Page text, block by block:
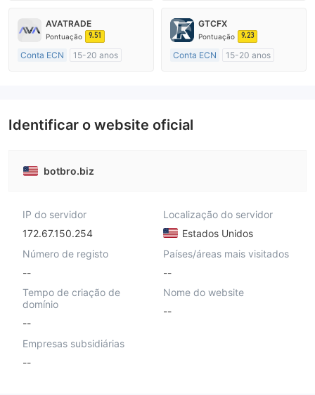
Etiqueta principal MT4
Austrália Regulamento
Market Marketing (MM)
AVATRADE
Pontuação 9.51
Conta ECN
15-20 anos
GTCFX
Pontuação 9.23
Conta ECN
15-20 anos
Identificar o website oficial
botbro.biz
IP do servidor
172.67.150.254
Localização do servidor
Estados Unidos
Número de registo
--
Países/áreas mais visitados
--
Tempo de criação de
domínio
--
Nome do website
--
Empresas subsidiárias
--